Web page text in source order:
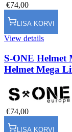
€74,00
LISA KORVI
View details
S-ONE Helmet
Helmet Mega
€74,00
LISA KORVI